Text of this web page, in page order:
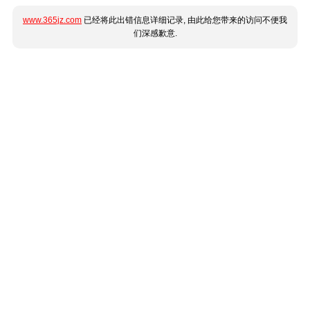
www.365jz.com 已经将此出错信息详细记录, 由此给您带来的访问不便我
们深感歉意.